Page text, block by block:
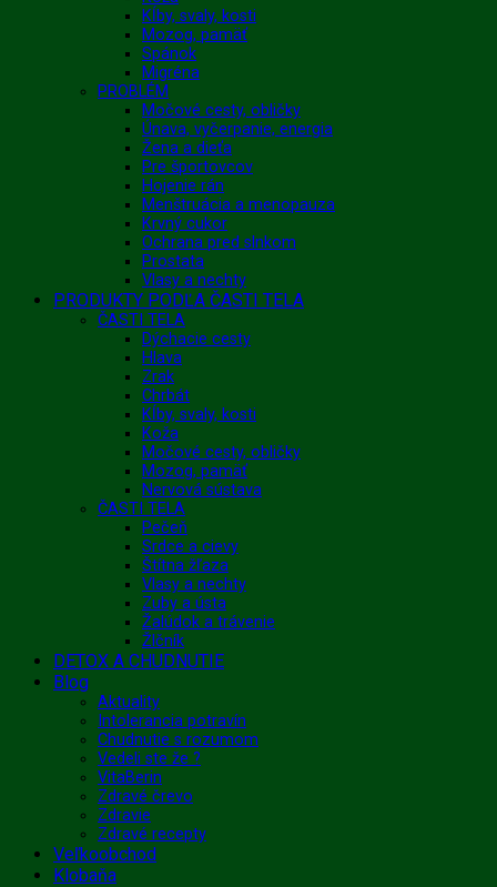
Kĺby, svaly, kosti
Mozog, pamäť
Spánok
Migréna
PROBLÉM
Močové cesty, obličky
Únava, vyčerpanie, energia
Žena a dieťa
Pre športovcov
Hojenie rán
Menštruácia a menopauza
Krvný cukor
Ochrana pred slnkom
Prostata
Vlasy a nechty
PRODUKTY PODĽA ČASTI TELA
ČASTI TELA
Dýchacie cesty
Hlava
Zrak
Chrbát
Kĺby, svaly, kosti
Koža
Močové cesty, obličky
Mozog, pamäť
Nervová sústava
ČASTI TELA
Pečeň
Srdce a cievy
Štítna žľaza
Vlasy a nechty
Zuby a ústa
Žalúdok a trávenie
Žlčník
DETOX A CHUDNUTIE
Blog
Aktuality
Intolerancia potravín
Chudnutie s rozumom
Vedeli ste že ?
VitaBerin
Zdravé črevo
Zdravie
Zdravé recepty
Veľkoobchod
Klobaňa